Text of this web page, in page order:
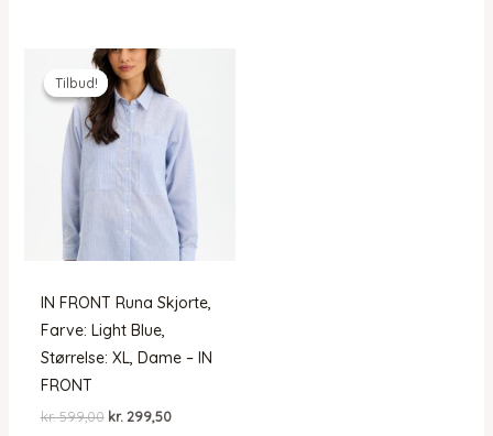
Tilbud!
Tilbud!
IN FRONT Runa Skjorte,
Farve: Light Blue,
Størrelse: XL, Dame – IN
FRONT
kr.599,00 Den
kr. 299,50Den